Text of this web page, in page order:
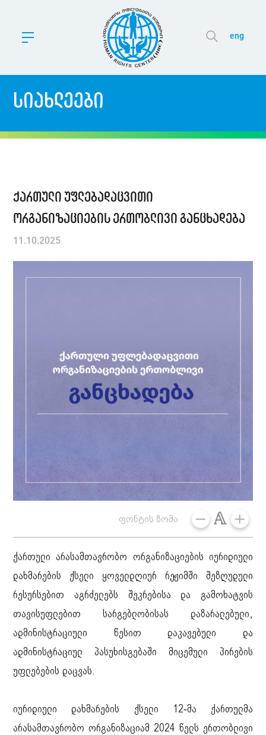
eng
სიახლეები
ქართული უფლებადაცვითი
ორგანიზაციების ერთობლივი განცხადება
11.10.2025
ფონტის ზომა
ქართული არასამთავრობო ორგანიზაციების იურიდიული
დახმარების ქსელი ყოველდღიურ რეჟიმში შეზღუდული
რესურსებით აგრძელებს შეკრებისა და გამოხატვის
თავისუფლებით სარგებლობისას დაზარალებული,
ადმინისტრაციული წესით დაკავებული და
ადმინისტრაციულ პასუხისგებაში მიცემული პირების
უფლებების დაცვას.
იურიდიული დახმარების ქსელი 12-მა ქართულმა
არასამთავრობო ორგანიზაციამ 2024 წელს ერთობლივი